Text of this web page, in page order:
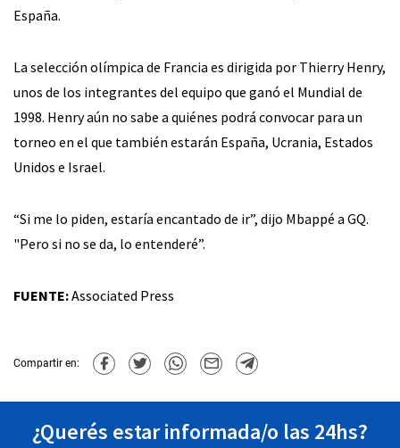
España.
La selección olímpica de Francia es dirigida por Thierry Henry,
unos de los integrantes del equipo que ganó el Mundial de
1998. Henry aún no sabe a quiénes podrá convocar para un
torneo en el que también estarán España, Ucrania, Estados
Unidos e Israel.
“Si me lo piden, estaría encantado de ir”, dijo Mbappé a GQ.
"Pero si no se da, lo entenderé”.
FUENTE:Associated Press
Compartir en:
¿Querés estar informada/o las 24hs?